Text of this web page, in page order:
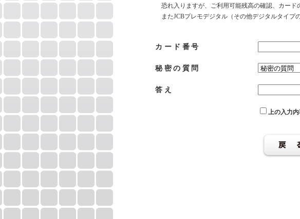
恐れ入りますが、ご利用可能残高の確認、カード
またJCBプレモデジタル（その他デジタルタイプ
カード番号
秘密の質問
答え
上の入力内